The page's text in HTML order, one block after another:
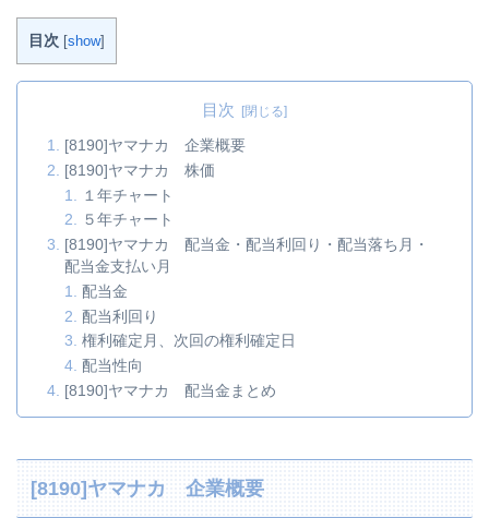
目次 [show]
目次
[8190]ヤマナカ 企業概要
[8190]ヤマナカ 株価
１年チャート
５年チャート
[8190]ヤマナカ 配当金・配当利回り・配当落ち月・
配当金支払い月
配当金
配当利回り
権利確定月、次回の権利確定日
配当性向
[8190]ヤマナカ 配当金まとめ
[8190]ヤマナカ 企業概要